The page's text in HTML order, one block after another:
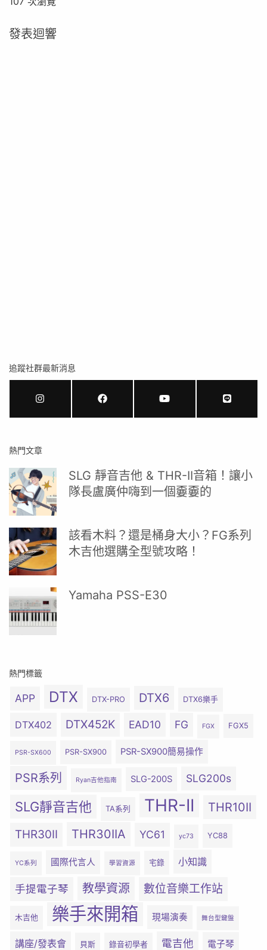
發表迴響
追蹤社群最新消息
熱門文章
SLG 靜音吉他 & THR-II音箱！讓小
隊長盧廣仲嗨到一個嫑嫑的
該看木料？還是桶身大小？FG系列
木吉他選購全型號攻略！
Yamaha PSS-E30
熱門標籤
APP DTX DTX-PRO DTX6 DTX6樂手
DTX402 DTX452K EAD10 FG FGX FGX5
PSR-SX600 PSR-SX900 PSR-SX900簡易操作
PSR系列 Ryan吉他指南 SLG-200S SLG200s
SLG靜音吉他 TA系列 THR-II THR10II
THR30II THR30IIA YC61 yc73 YC88
YC系列 國際代言人 學習資源 宅錄 小知識
手提電子琴 教學資源 數位音樂工作站
木吉他 樂手來開箱 現場演奏 舞台型鍵盤
講座/發表會 貝斯 錄音初學者 電吉他 電子琴